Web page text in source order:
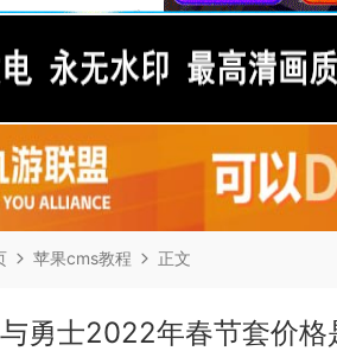
苹果cms教程 正文
勇士2022年春节套价格